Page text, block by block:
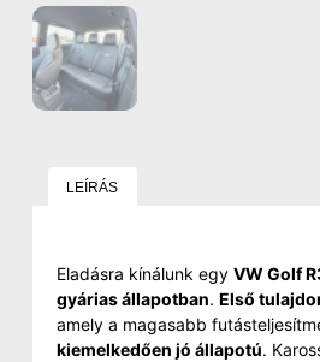
LEÍRÁS
Eladásra kínálunk egy VW Golf
gyárias állapotban. Első
amely a magasabb
kiemelkedően jó állapotú.